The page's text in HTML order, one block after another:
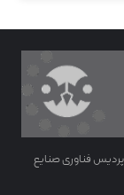
فناوری صنایع